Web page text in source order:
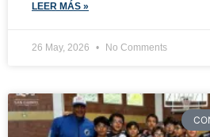
LEER MÁS »
26 May, 2026 No Comments